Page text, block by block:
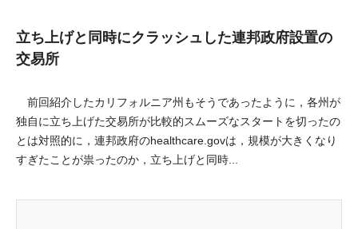
立ち上げと同時にクラッシュした連邦政府設置の
交易所
前回紹介したカリフォルニア州もそうであったように，各州が
独自に立ち上げた交易所が比較的スムーズなスタートを切ったの
とは対照的に，連邦政府のhealthcare.govは，規模が大きくなり
すぎたことが祟ったのか，立ち上げと同時...